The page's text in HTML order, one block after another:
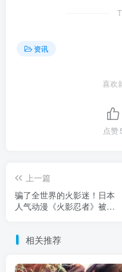
资讯
喜欢
点赞
上一篇
骗了全世界的火影迷！日本
人气动漫《火影忍者》被强
份！相关推荐